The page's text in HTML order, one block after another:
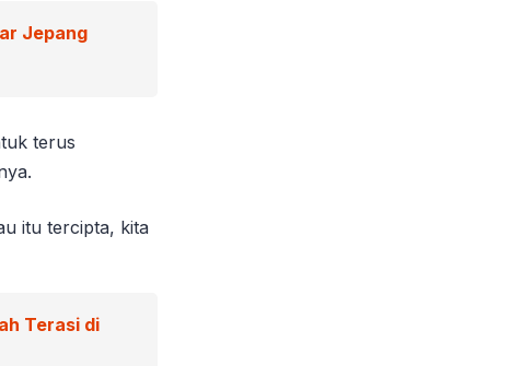
Jepang
terus
itu tercipta, kita
Terasi di